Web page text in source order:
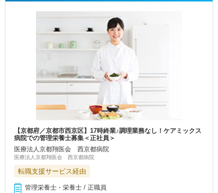
【京都府／京都市西京区】17時終業♪調理業務なし！ケアミックス
病院での管理栄養士募集＜正社員＞
医療法人京都翔医会 西京都病院
医療法人京都翔医会 西京都病院
転職支援サービス経由
管理栄養士・栄養士 / 正職員